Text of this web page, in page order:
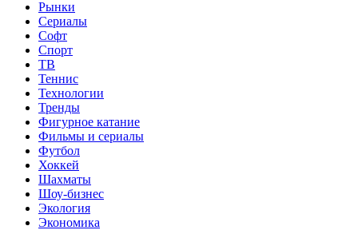
Рынки
Сериалы
Софт
Спорт
ТВ
Теннис
Технологии
Тренды
Фигурное катание
Фильмы и сериалы
Футбол
Хоккей
Шахматы
Шоу-бизнес
Экология
Экономика